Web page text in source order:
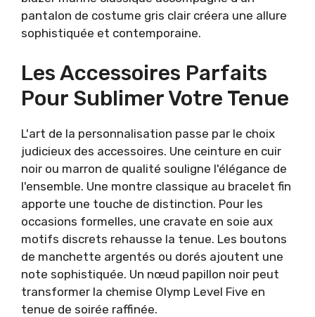
pantalon de costume gris clair créera une allure
sophistiquée et contemporaine.
Les Accessoires Parfaits
Pour Sublimer Votre Tenue
L'art de la personnalisation passe par le choix
judicieux des accessoires. Une ceinture en cuir
noir ou marron de qualité souligne l'élégance de
l'ensemble. Une montre classique au bracelet fin
apporte une touche de distinction. Pour les
occasions formelles, une cravate en soie aux
motifs discrets rehausse la tenue. Les boutons
de manchette argentés ou dorés ajoutent une
note sophistiquée. Un nœud papillon noir peut
transformer la chemise Olymp Level Five en
tenue de soirée raffinée.